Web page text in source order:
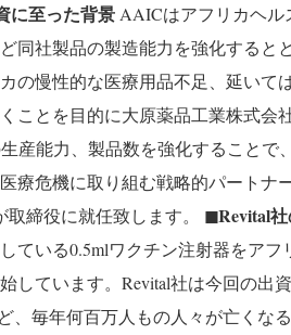
に至った背景 AAICはアフリカヘル
同社製品の製造能力を強化すると
の慢性的な医療用品不足、延いて
ことを目的に大原薬品工業株式会
産能力、製品数を強化することで
療危機に取り組む戦略的パートナ
締役に就任致します。
◼︎Revital
ている0.5mlワクチン注射器をア
しています。Revital社は今回の出
、毎年何百万人もの人々が亡くな